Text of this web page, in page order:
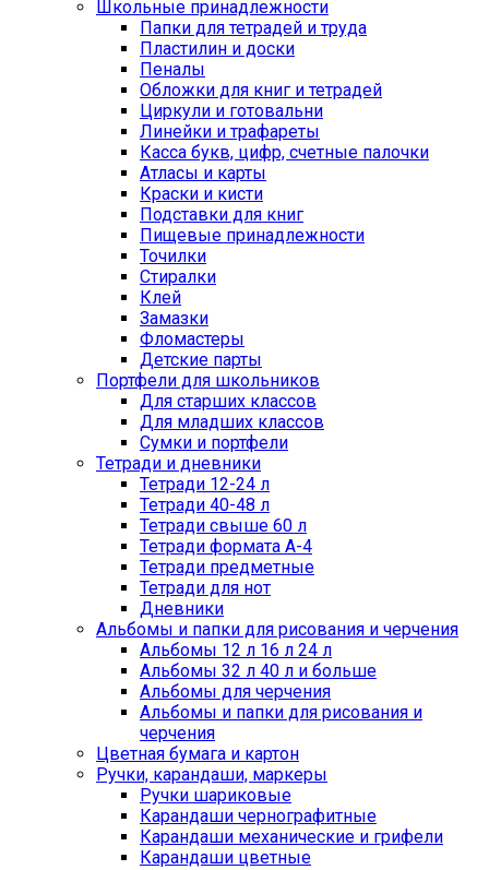
Школьные принадлежности
Папки для тетрадей и труда
Пластилин и доски
Пеналы
Обложки для книг и тетрадей
Циркули и готовальни
Линейки и трафареты
Касса букв, цифр, счетные палочки
Атласы и карты
Краски и кисти
Подставки для книг
Пищевые принадлежности
Точилки
Стиралки
Клей
Замазки
Фломастеры
Детские парты
Портфели для школьников
Для старших классов
Для младших классов
Сумки и портфели
Тетради и дневники
Тетради 12-24 л
Тетради 40-48 л
Тетради свыше 60 л
Тетради формата А-4
Тетради предметные
Тетради для нот
Дневники
Альбомы и папки для рисования и черчения
Альбомы 12 л 16 л 24 л
Альбомы 32 л 40 л и больше
Альбомы для черчения
Альбомы и папки для рисования и
черчения
Цветная бумага и картон
Ручки, карандаши, маркеры
Ручки шариковые
Карандаши чернографитные
Карандаши механические и грифели
Карандаши цветные